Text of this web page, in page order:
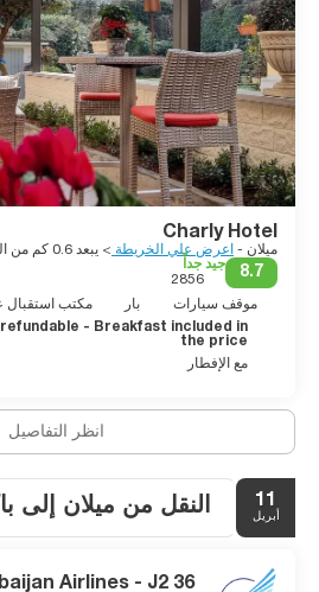
Charly Hotel
ميلان - اعرض علي الخريطة > يبعد 0.6 كم من المركز
8.7
جيد جداً
2856
موقف سيارات
بار
مكتب استقبال على
- Breakfast included in
the price
مع الإفطار
انظر التفاصيل
11
أبريل النقل من ميلان إلى
Airlines - J2 36